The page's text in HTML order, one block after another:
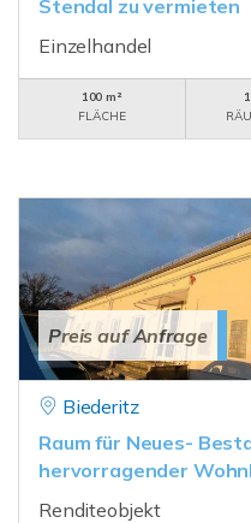
Stendal zu vermieten
Einzelhandel
100 m²
FLÄCHE
1
Preis auf Anfrage
Biederitz
Raum für Neues-
hervorragender
Renditeobjekt